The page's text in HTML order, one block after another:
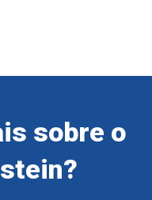
sobre o